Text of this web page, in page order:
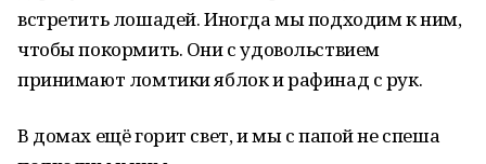
встретить лошадей. Иногда мы подходим к ним,
чтобы покормить. Они с удовольствием
принимают ломтики яблок и рафинад с рук.
В домах ещё горит свет, и мы с папой не спеша